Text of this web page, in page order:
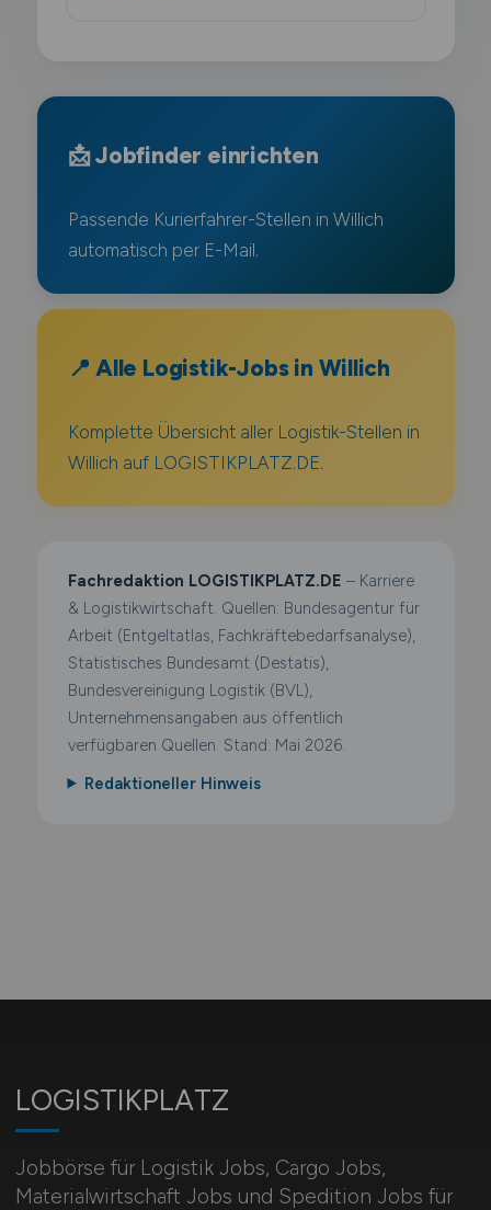
📩 Jobfinder einrichten
Passende Kurierfahrer-Stellen in Willich
automatisch per E-Mail.
📍 Alle Logistik-Jobs in Willich
Komplette Übersicht aller Logistik-Stellen in
Willich auf LOGISTIKPLATZ.DE.
Fachredaktion LOGISTIKPLATZ.DE – Karriere
& Logistikwirtschaft. Quellen: Bundesagentur für
Arbeit (Entgeltatlas, Fachkräftebedarfsanalyse),
Statistisches Bundesamt (Destatis),
Bundesvereinigung Logistik (BVL),
Unternehmensangaben aus öffentlich
verfügbaren Quellen. Stand: Mai 2026.
Redaktioneller Hinweis
LOGISTIKPLATZ
Jobbörse für Logistik Jobs, Cargo Jobs,
Materialwirtschaft Jobs und Spedition Jobs für